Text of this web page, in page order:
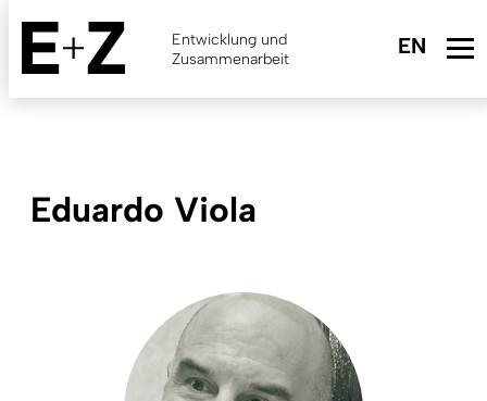
Skip
main
content
Entwicklung und
Zusammenarbeit
Eduardo Viola